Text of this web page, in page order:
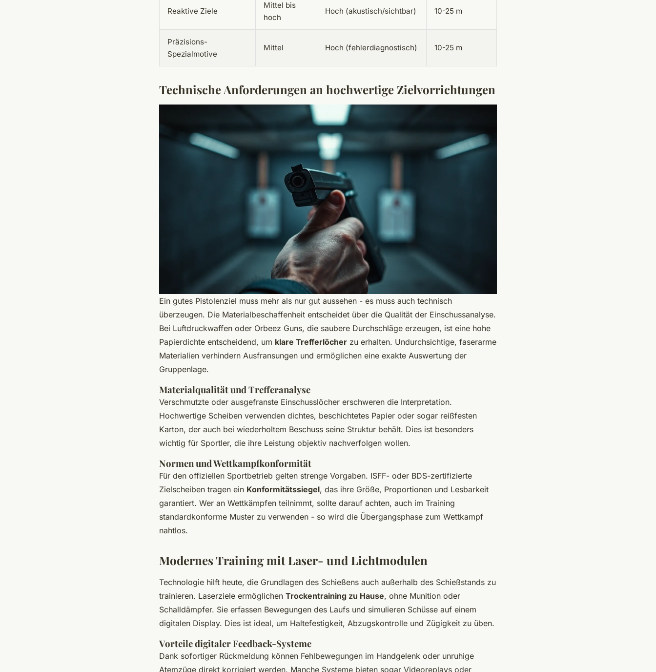
Reaktive Ziele
Mittel bis
hoch
Hoch (akustisch/sichtbar) 10-25 m
Präzisions-
Spezialmotive
Mittel Hoch (fehlerdiagnostisch) 10-25 m
Technische Anforderungen an hochwertige Zielvorrichtungen
Ein gutes Pistolenziel muss mehr als nur gut aussehen - es muss auch technisch
überzeugen. Die Materialbeschaffenheit entscheidet über die Qualität der Einschussanalyse.
Bei Luftdruckwaffen oder Orbeez Guns, die saubere Durchschläge erzeugen, ist eine hohe
Papierdichte entscheidend, um klare Trefferlöcher zu erhalten. Undurchsichtige, faserarme
Materialien verhindern Ausfransungen und ermöglichen eine exakte Auswertung der
Gruppenlage.
Materialqualität und Trefferanalyse
Verschmutzte oder ausgefranste Einschusslöcher erschweren die Interpretation.
Hochwertige Scheiben verwenden dichtes, beschichtetes Papier oder sogar reißfesten
Karton, der auch bei wiederholtem Beschuss seine Struktur behält. Dies ist besonders
wichtig für Sportler, die ihre Leistung objektiv nachverfolgen wollen.
Normen und Wettkampfkonformität
Für den offiziellen Sportbetrieb gelten strenge Vorgaben. ISFF- oder BDS-zertifizierte
Zielscheiben tragen ein Konformitätssiegel, das ihre Größe, Proportionen und Lesbarkeit
garantiert. Wer an Wettkämpfen teilnimmt, sollte darauf achten, auch im Training
standardkonforme Muster zu verwenden - so wird die Übergangsphase zum Wettkampf
nahtlos.
Modernes Training mit Laser- und Lichtmodulen
Technologie hilft heute, die Grundlagen des Schießens auch außerhalb des Schießstands zu
trainieren. Laserziele ermöglichen Trockentraining zu Hause, ohne Munition oder
Schalldämpfer. Sie erfassen Bewegungen des Laufs und simulieren Schüsse auf einem
digitalen Display. Dies ist ideal, um Haltefestigkeit, Abzugskontrolle und Zügigkeit zu üben.
Vorteile digitaler Feedback-Systeme
Dank sofortiger Rückmeldung können Fehlbewegungen im Handgelenk oder unruhige
Atemzüge direkt korrigiert werden. Manche Systeme bieten sogar Videoreplays oder